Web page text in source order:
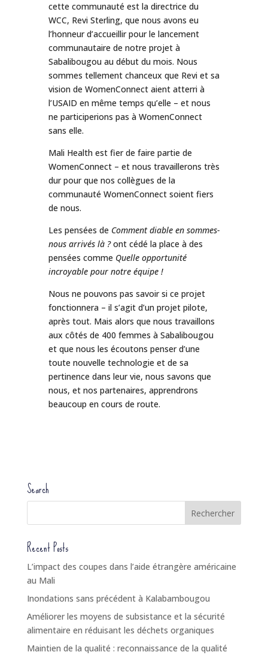
cette communauté est la directrice du
WCC, Revi Sterling, que nous avons eu
l’honneur d’accueillir pour le lancement
communautaire de notre projet à
Sabalibougou au début du mois. Nous
sommes tellement chanceux que Revi et sa
vision de WomenConnect aient atterri à
l’USAID en même temps qu’elle – et nous
ne participerions pas à WomenConnect
sans elle.
Mali Health est fier de faire partie de
WomenConnect – et nous travaillerons très
dur pour que nos collègues de la
communauté WomenConnect soient fiers
de nous.
Les pensées de Comment diable en sommes-
nous arrivés là ?ont cédé la place à des
pensées comme Quelle opportunité
incroyable pour notre équipe !
Nous ne pouvons pas savoir si ce projet
fonctionnera – il s’agit d’un projet pilote,
après tout. Mais alors que nous travaillons
aux côtés de 400 femmes à Sabalibougou
et que nous les écoutons penser d’une
toute nouvelle technologie et de sa
pertinence dans leur vie, nous savons que
nous, et nos partenaires, apprendrons
beaucoup en cours de route.
Search
Recent Posts
L’impact des coupes dans l’aide étrangère américaine
au Mali
Inondations sans précédent à Kalabambougou
Améliorer les moyens de subsistance et la sécurité
alimentaire en réduisant les déchets organiques
Maintien de la qualité : reconnaissance de la qualité